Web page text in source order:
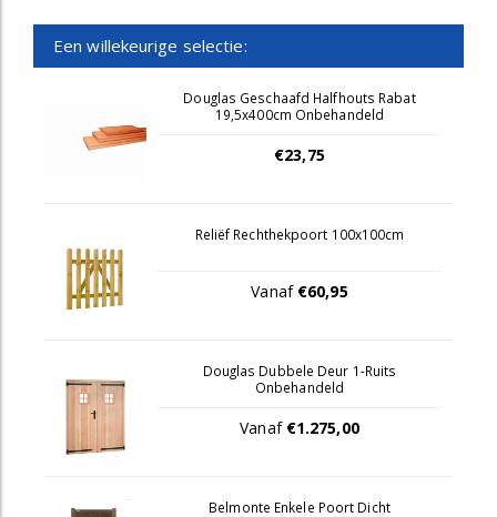
Een willekeurige selectie:
Douglas Geschaafd Halfhouts Rabat
19,5x400cm Onbehandeld
€23,75
Reliëf Rechthekpoort 100x100cm
Vanaf €60,95
Douglas Dubbele Deur 1-Ruits
Onbehandeld
Vanaf €1.275,00
Belmonte Enkele Poort Dicht